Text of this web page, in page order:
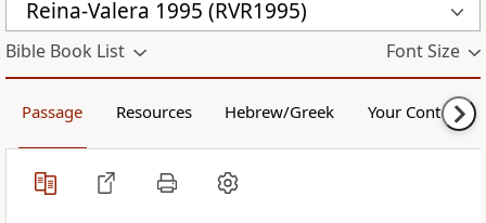
Reina-Valera 1995 (RVR1995)
Bible Book List Font Size
Passage Resources Hebrew/Greek Your Content